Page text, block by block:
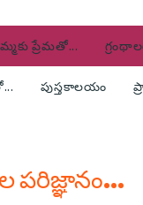
ప్రేమతో...
పుస్తకాలయం
పరిజ్ఞానం...